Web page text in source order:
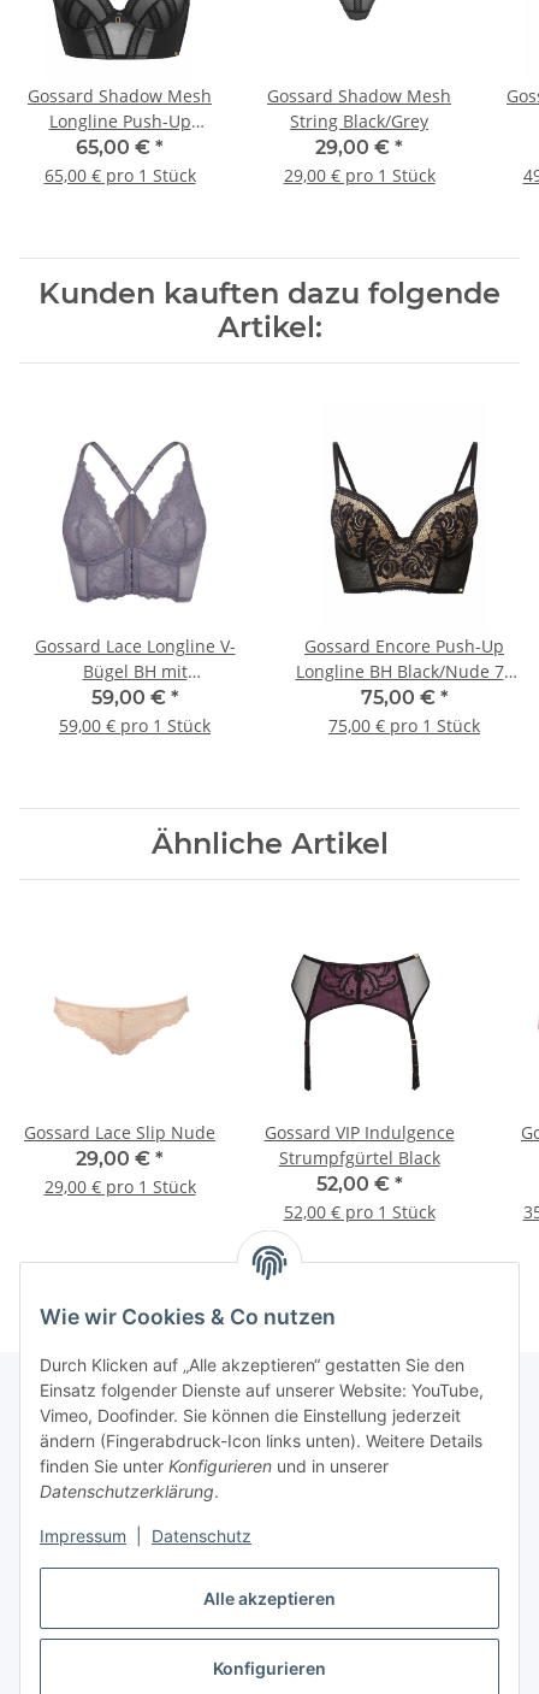
Alle akzeptieren
Konfigurieren
Wie wir Cookies & Co nutzen
Durch Klicken auf „Alle akzeptieren“ gestatten Sie den
Einsatz folgender Dienste auf unserer Website: YouTube,
Vimeo, Doofinder. Sie können die Einstellung jederzeit
ändern (Fingerabdruck-Icon links unten). Weitere Details
finden Sie unter Konfigurieren und in unserer
Datenschutzerklärung.
Impressum Datenschutz
Gossard Shadow Mesh
Longline Push-Up
Black/Grey
65,00 € *
65,00 € pro 1 Stück
Gossard Shadow Mesh
String Black/Grey
29,00 € *
29,00 € pro 1 Stück
Kunden kauften dazu folgende
Artikel:
Gossard Lace Longline V-
Bügel BH mit
Frontverschluss Platin 75 E
59,00 € *
59,00 € pro 1 Stück
Gossard Encore Push-Up
Longline BH Black/Nude 75
E
75,00 € *
75,00 € pro 1 Stück
Ähnliche Artikel
Gossard Lace Slip Nude
29,00 € *
29,00 € pro 1 Stück
Gossard VIP Indulgence
Strumpfgürtel Black
52,00 € *
52,00 € pro 1 Stück
Informationen
Gesetzliche Informationen
Vertrag widerrufen